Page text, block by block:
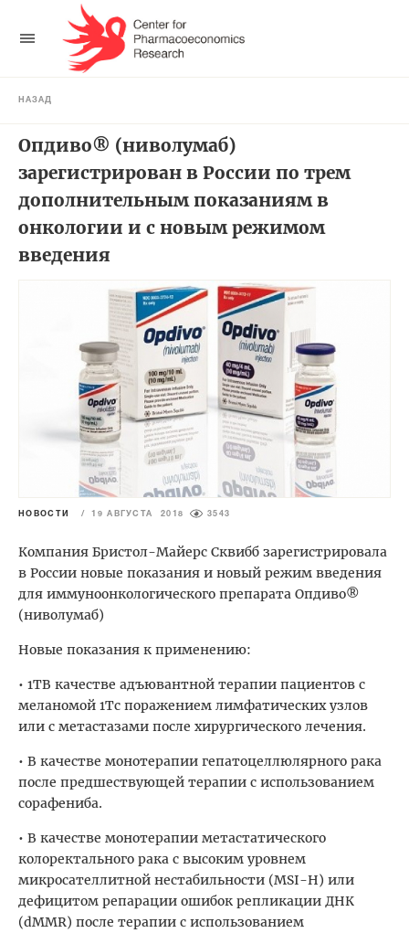
НАЗАД
Опдиво® (ниволумаб)
зарегистрирован в России по трем
дополнительным показаниям в
онкологии и c новым режимом
введения
НОВОСТИ / 19 АВГУСТА 2018 3543
Компания Бристол-Майерс Сквибб зарегистрировала
в России новые показания и новый режим введения
для иммуноонкологического препарата Опдиво®
(ниволумаб)
Новые показания к применению:
• 1TВ качестве адъювантной терапии пациентов с
меланомой 1Tс поражением лимфатических узлов
или с метастазами после хирургического лечения.
• В качестве монотерапии гепатоцеллюлярного рака
после предшествующей терапии с использованием
сорафениба.
• В качестве монотерапии метастатического
колоректального рака с высоким уровнем
микросателлитной нестабильности (MSI-H) или
дефицитом репарации ошибок репликации ДНК
(dMMR) после терапии с использованием